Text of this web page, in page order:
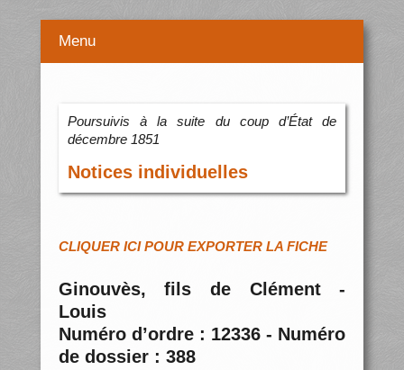
Menu
Poursuivis à la suite du coup d’État de
décembre 1851
Notices individuelles
CLIQUER ICI POUR EXPORTER LA FICHE
Ginouvès, fils de Clément -
Louis
Numéro d’ordre : 12336 - Numéro
de dossier : 388